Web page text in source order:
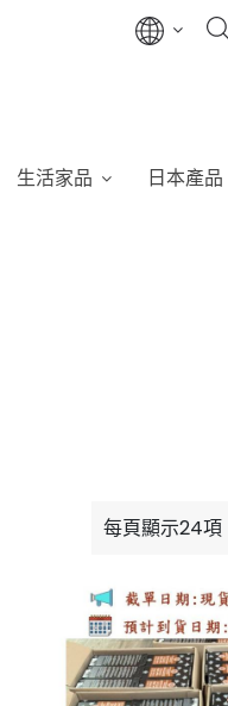
生活家品 日本產品
每頁顯示24項